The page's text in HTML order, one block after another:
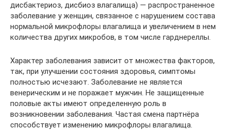
дисбактериоз, дисбиоз влагалища) — распространенное
заболевание у женщин, связанное с нарушением состава
нормальной микрофлоры влагалища и увеличением в нем
количества других микробов, в том числе гарднереллы.
Характер заболевания зависит от множества факторов,
так, при улучшении состояния здоровья, симптомы
полностью исчезают. Заболевание не является
венерическим и не поражает мужчин. Не защищенные
половые акты имеют определенную роль в
возникновении заболевания. Частая смена партнёра
способствует изменению микрофлоры влагалища.